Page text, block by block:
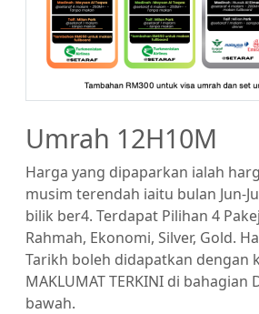
Umrah 12H10M
Harga yang dipaparkan ialah
musim terendah iaitu bulan Jun-
bilik ber4. Terdapat Pilihan 4
Rahmah, Ekonomi, Silver, Gold.
Tarikh boleh didapatkan dengan
MAKLUMAT TERKINI di bahagian
bawah.